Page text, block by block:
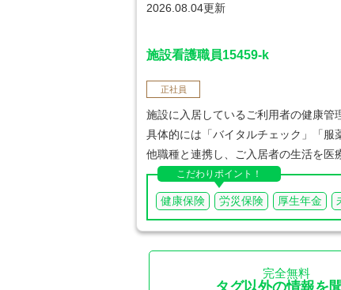
2026.08.04更新
施設看護職員15459-k
正社員
施設に入居しているご利用者の健康管
具体的には「バイタルチェック」「服
他職種と連携し、ご入居者の生活を医
こだわりポイント！
健康保険 労災保険 厚生年金
完全無料
タグ以外の情報を